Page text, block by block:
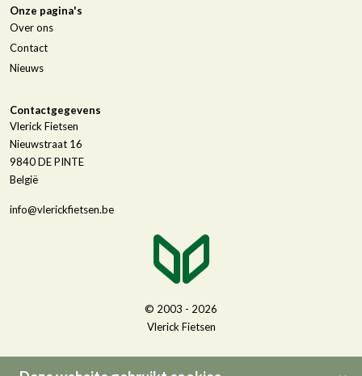
Onze pagina's
Over ons
Contact
Nieuws
Contactgegevens
Vlerick Fietsen
Nieuwstraat 16
9840DE PINTE
België
info@vlerickfietsen.be
© 2003 - 2026
Vlerick Fietsen